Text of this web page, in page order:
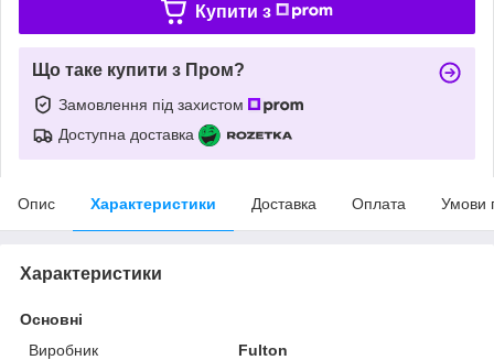
Купити з
Що таке купити з Пром?
Замовлення під захистом
Доступна доставка
Опис Характеристики Доставка Оплата Умови
Характеристики
Основні
Виробник
Fulton